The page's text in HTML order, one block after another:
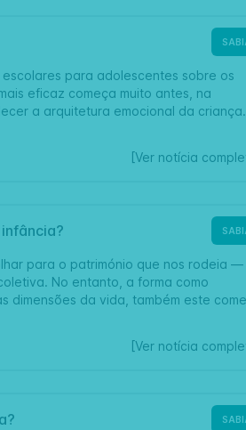
para adolescentes sobre os
eficaz começa muito antes, na
a arquitetura emocional da
[Ver notícia
para o património que nos rodeia —
No entanto, a forma como
dimensões da vida, também este
[Ver notícia